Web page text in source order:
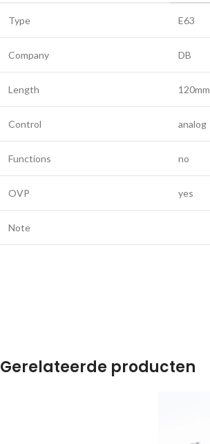
Type E63
Company DB
Length 120mm
Control analog
Functions no
OVP yes
Note
Gerelateerde producten